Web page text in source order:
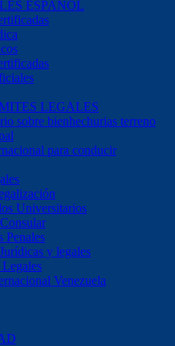
ESPAÑOL
LEGALES
sobre bienhechurias terreno
para conducir
Universitarios
Penales
y legales
Venezuela